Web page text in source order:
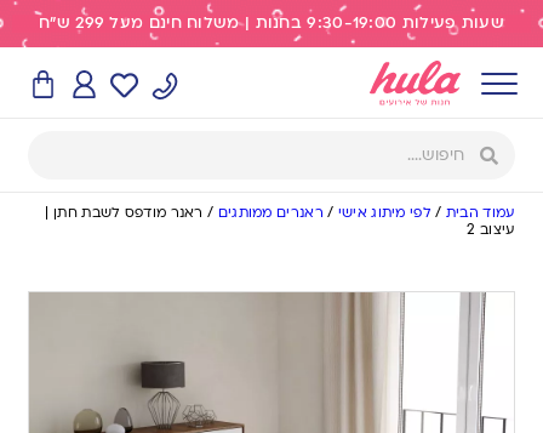
שעות פעילות 9:30-19:00 בחנות | משלוח חינם מעל 299 ש"ח
עמוד הבית / לפי מיתוג אישי / ראנרים ממותגים / ראנר מודפס לשבת חתן |
עיצוב 2